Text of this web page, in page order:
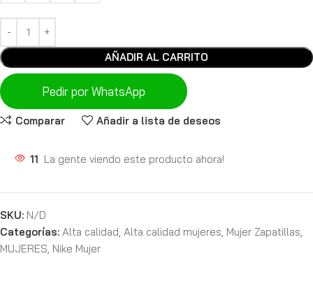
AÑADIR AL CARRITO
Pedir por WhatsApp
Comparar Añadir a lista de deseos
11 La gente viendo este producto ahora!
SKU: N/D
Categorías: Alta calidad, Alta calidad mujeres, Mujer Zapatillas,
MUJERES, Nike Mujer